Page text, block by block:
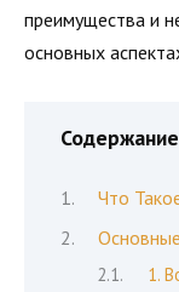
преимущества и
основных
Содержание
Что
1.